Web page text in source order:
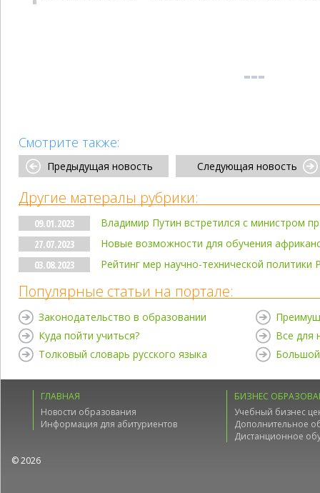
Смотрите также:
Предыдущая новость Следующая новость
Другие матералы рубрики:
09.01.2023
Владимир Путин встретился с министром
27.07.2023
Новые возможности для обучения
03.08.2023
Рейтинг мер научно-технической политики
Популярные статьи на портале:
Законодательство в образовании
Куда пойти учиться?
Толковый словарь русского языка
Все для
Большой
ГЛАВНАЯ
Новости образования
Информация для абитуриентов
БИЗНЕС
Учебный бизнес
Дополнительное
Дистанционное
© 2026